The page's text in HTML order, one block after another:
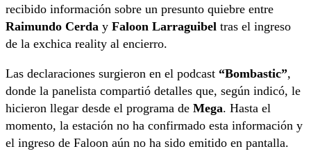
recibido información sobre un presunto quiebre entre
Raimundo Cerda y Faloon Larraguibel tras el ingreso
de la exchica reality al encierro.
Las declaraciones surgieron en el podcast “Bombastic”,
donde la panelista compartió detalles que, según indicó, le
hicieron llegar desde el programa de Mega. Hasta el
momento, la estación no ha confirmado esta información y
el ingreso de Faloon aún no ha sido emitido en pantalla.